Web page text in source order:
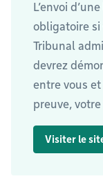
L’envoi
obligatoire si
Tribunal
devrez
entre vous
preuve,
Visiter le